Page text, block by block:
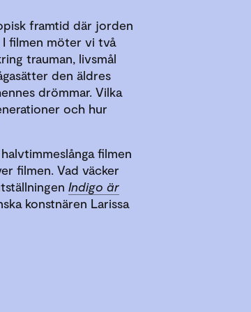
framtid där jorden
I filmen möter vi två
trauman, livsmål
den äldres
drömmar. Vilka
och hur
filmen
filmen. Vad väcker
Indigo är
konstnären Larissa